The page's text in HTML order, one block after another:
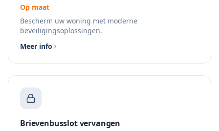
Op maat
Bescherm uw woning met moderne
beveiligingsoplossingen.
Meer info
Brievenbusslot vervangen